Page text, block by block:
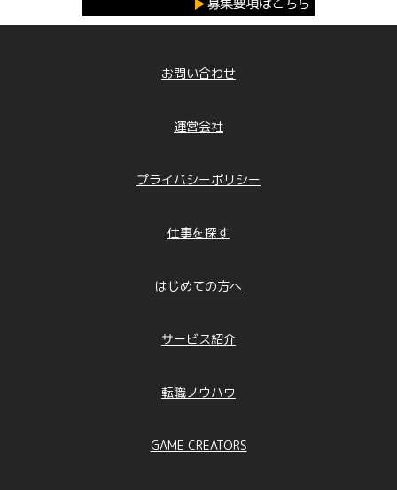
お問い合わせ
運営会社
プライバシーポリシー
仕事を探す
はじめての方へ
サービス紹介
転職ノウハウ
GAME CREATORS